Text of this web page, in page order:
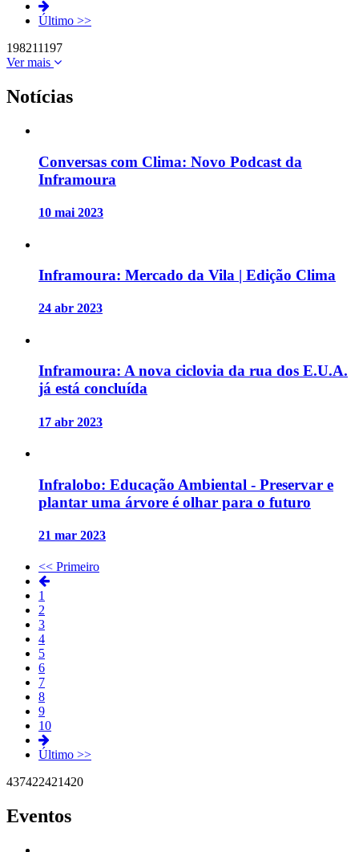
Último >>
198211197
Ver mais
Notícias
Conversas com Clima: Novo Podcast da
Inframoura
10 mai 2023
Inframoura: Mercado da Vila | Edição Clima
24 abr 2023
Inframoura: A nova ciclovia da rua dos E.U.A.
já está concluída
17 abr 2023
Infralobo: Educação Ambiental - Preservar e
plantar uma árvore é olhar para o futuro
21 mar 2023
<< Primeiro
1
2
3
4
5
6
7
8
9
10
Último >>
437422421420
Eventos